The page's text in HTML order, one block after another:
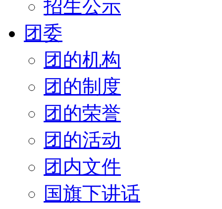
招生公示
团委
团的机构
团的制度
团的荣誉
团的活动
团内文件
国旗下讲话